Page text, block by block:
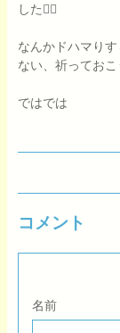
した😮‍💨
なんかドハマり
ない、祈っておこ
ではでは
コメント
名前